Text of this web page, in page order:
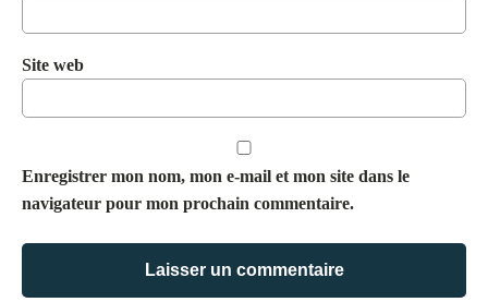
Site web
Enregistrer mon nom, mon e-mail et mon site dans le
navigateur pour mon prochain commentaire.